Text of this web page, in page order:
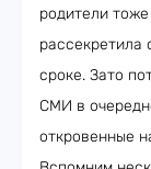
родители
рассекретила
сроке. Зато
СМИ в
откровенные